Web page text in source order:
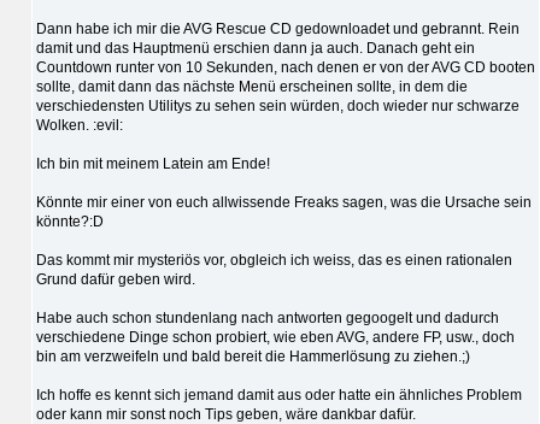
Dann habe ich mir die AVG Rescue CD gedownloadet und gebrannt. Rein
damit und das Hauptmenü erschien dann ja auch. Danach geht ein
Countdown runter von 10 Sekunden, nach denen er von der AVG CD booten
sollte, damit dann das nächste Menü erscheinen sollte, in dem die
verschiedensten Utilitys zu sehen sein würden, doch wieder nur schwarze
Wolken. :evil:
Ich bin mit meinem Latein am Ende!
Könnte mir einer von euch allwissende Freaks sagen, was die Ursache sein
könnte?:D
Das kommt mir mysteriös vor, obgleich ich weiss, das es einen rationalen
Grund dafür geben wird.
Habe auch schon stundenlang nach antworten gegoogelt und dadurch
verschiedene Dinge schon probiert, wie eben AVG, andere FP, usw., doch
bin am verzweifeln und bald bereit die Hammerlösung zu ziehen.;)
Ich hoffe es kennt sich jemand damit aus oder hatte ein ähnliches Problem
oder kann mir sonst noch Tips geben, wäre dankbar dafür.